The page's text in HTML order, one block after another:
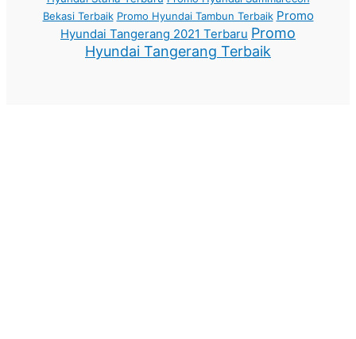
Bekasi Terbaik Promo Hyundai Tambun Terbaik Promo
Hyundai Tangerang 2021 Terbaru Promo
Hyundai Tangerang Terbaik